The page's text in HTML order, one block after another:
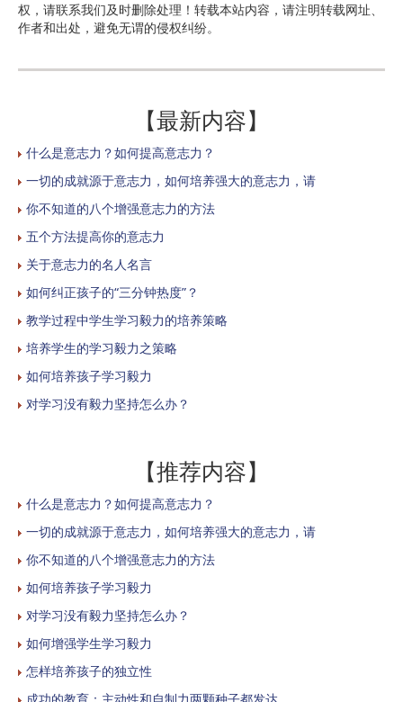
权，请联系我们及时删除处理！转载本站内容，请注明转载网址、
作者和出处，避免无谓的侵权纠纷。
【最新内容】
什么是意志力？如何提高意志力？
一切的成就源于意志力，如何培养强大的意志力，请
你不知道的八个增强意志力的方法
五个方法提高你的意志力
关于意志力的名人名言
如何纠正孩子的“三分钟热度”？
教学过程中学生学习毅力的培养策略
培养学生的学习毅力之策略
如何培养孩子学习毅力
对学习没有毅力坚持怎么办？
【推荐内容】
什么是意志力？如何提高意志力？
一切的成就源于意志力，如何培养强大的意志力，请
你不知道的八个增强意志力的方法
如何培养孩子学习毅力
对学习没有毅力坚持怎么办？
如何增强学生学习毅力
怎样培养孩子的独立性